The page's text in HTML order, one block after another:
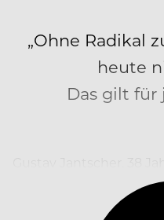
„Ohne Radikal
heute
Das gilt für
„Gault Millau“-